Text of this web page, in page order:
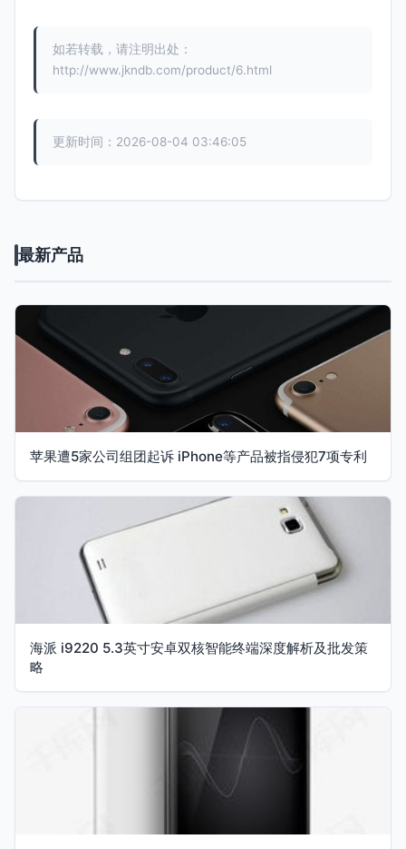
如若转载，请注明出处：
http://www.jkndb.com/product/6.html
更新时间：2026-08-04 03:46:05
最新产品
苹果遭5家公司组团起诉 iPhone等产品被指侵犯7项专利
海派 i9220 5.3英寸安卓双核智能终端深度解析及批发策
略